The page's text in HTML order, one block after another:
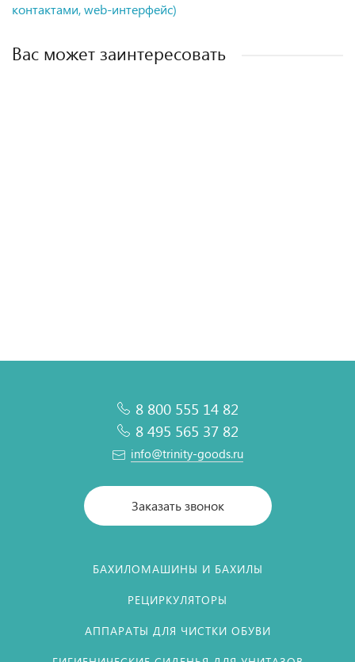
контактами, web-интерфейс)
Вас может заинтересовать
8 800 555 14 82
8 495 565 37 82
info@trinity-goods.ru
Заказать звонок
БАХИЛОМАШИНЫ И БАХИЛЫ
РЕЦИРКУЛЯТОРЫ
АППАРАТЫ ДЛЯ ЧИСТКИ ОБУВИ